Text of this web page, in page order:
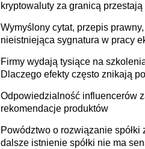
kryptowaluty za granicą przestają
Wymyślony cytat, przepis prawny,
nieistniejąca sygnatura w pracy
firmie
Firmy wydają tysiące na
Dlaczego efekty często znikają
Odpowiedzialność influencerów
rekomendacje produktów
Powództwo o rozwiązanie spółki
dalsze istnienie spółki nie ma